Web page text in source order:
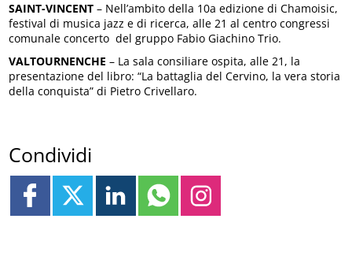
SAINT-VINCENT – Nell’ambito della 10a edizione di Chamoisic,
festival di musica jazz e di ricerca, alle 21 al centro congressi
comunale concerto del gruppo Fabio Giachino Trio.
VALTOURNENCHE – La sala consiliare ospita, alle 21, la
presentazione del libro: “La battaglia del Cervino, la vera storia
della conquista” di Pietro Crivellaro.
Condividi